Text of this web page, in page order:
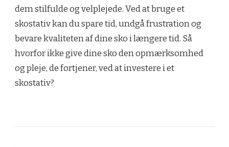
dem stilfulde og velplejede. Ved at bruge et
skostativ kan du spare tid, undgå frustration og
bevare kvaliteten af dine sko i længere tid. Så
hvorfor ikke give dine sko den opmærksomhed
og pleje, de fortjener, ved at investere i et
skostativ?